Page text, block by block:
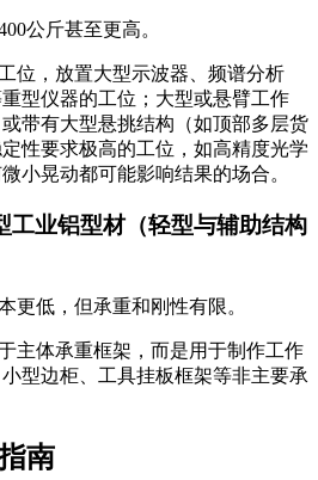
公斤甚至更高。
位，放置大型示波器、频谱分析
型仪器的工位；大型或悬臂工作
带有大型悬挑结构（如顶部多层货
性要求极高的工位，如高精度光学
小晃动都可能影响结果的场合。
工业铝型材（轻型与辅助结构
更低，但承重和刚性有限。
主体承重框架，而是用于制作工作
型边柜、工具挂板框架等非主要承
南